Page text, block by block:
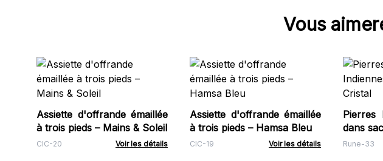
Vous
Assiette d'offrande émaillée
à trois pieds – Mains & Soleil
CIC-20 Voir les détails
Assiette d'offrande émaillée
à trois pieds – Hamsa Bleu
CIC-19 Voir les détails
Pierres
dans
Rune-33